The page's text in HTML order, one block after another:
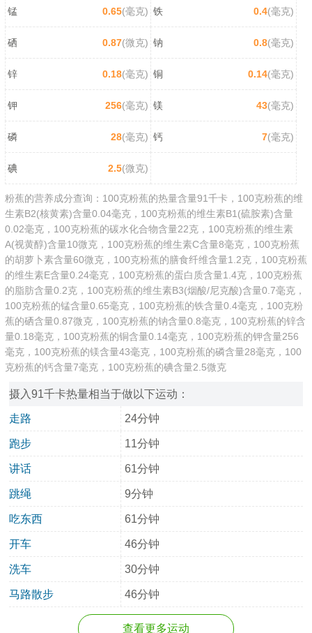
锰 0.65(毫克) 铁 0.4(毫克)
硒 0.87(微克) 钠 0.8(毫克)
锌 0.18(毫克) 铜 0.14(毫克)
钾 256(毫克) 镁 43(毫克)
磷 28(毫克) 钙 7(毫克)
碘 2.5(微克)
粉蕉的营养成分查询：100克粉蕉的热量含量91千卡，100克粉蕉的维
生素B2(核黄素)含量0.04毫克，100克粉蕉的维生素B1(硫胺素)含量
0.02毫克，100克粉蕉的碳水化合物含量22克，100克粉蕉的维生素
A(视黄醇)含量10微克，100克粉蕉的维生素C含量8毫克，100克粉蕉
的胡萝卜素含量60微克，100克粉蕉的膳食纤维含量1.2克，100克粉蕉
的维生素E含量0.24毫克，100克粉蕉的蛋白质含量1.4克，100克粉蕉
的脂肪含量0.2克，100克粉蕉的维生素B3(烟酸/尼克酸)含量0.7毫克，
100克粉蕉的锰含量0.65毫克，100克粉蕉的铁含量0.4毫克，100克粉
蕉的硒含量0.87微克，100克粉蕉的钠含量0.8毫克，100克粉蕉的锌含
量0.18毫克，100克粉蕉的铜含量0.14毫克，100克粉蕉的钾含量256
毫克，100克粉蕉的镁含量43毫克，100克粉蕉的磷含量28毫克，100
克粉蕉的钙含量7毫克，100克粉蕉的碘含量2.5微克
摄入91千卡热量相当于做以下运动：
走路 24分钟
跑步 11分钟
讲话 61分钟
跳绳 9分钟
吃东西 61分钟
开车 46分钟
洗车 30分钟
马路散步 46分钟
查看更多运动